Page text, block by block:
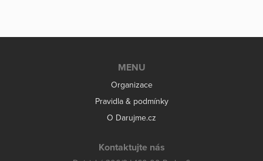
MENU
Organizace
Pravidla & podmínky
O Darujme.cz
Kontaktujte nás